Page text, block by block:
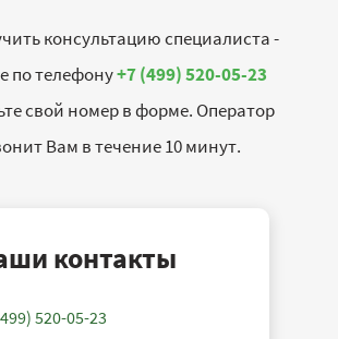
консультацию специалиста -
по телефону+7 (499) 520-05-23
свой номер в форме. Оператор
Вам в течение 10 минут.
контакты
520-05-23